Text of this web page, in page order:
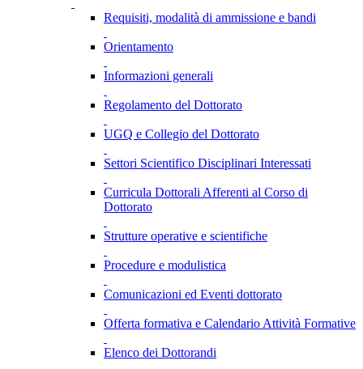
Requisiti, modalità di ammissione e bandi
Orientamento
Informazioni generali
Regolamento del Dottorato
UGQ e Collegio del Dottorato
Settori Scientifico Disciplinari Interessati
Curricula Dottorali Afferenti al Corso di
Dottorato
Strutture operative e scientifiche
Procedure e modulistica
Comunicazioni ed Eventi dottorato
Offerta formativa e Calendario Attività Formative
Elenco dei Dottorandi